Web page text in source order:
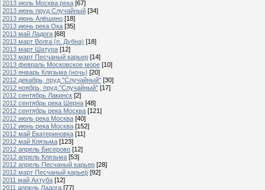
2013 июль Москва река [67]
2013 июнь пруд Случайный [34]
2013 июнь Алёшино [18]
2013 июнь река Ока [35]
2013 май Ладога [68]
2013 март Волга (п. Дубна) [18]
2013 март Шатура [12]
2013 март Песчаный карьер [14]
2013 февраль Московское море [10]
2013 январь Клязьма (ночь) [20]
2012 декабрь, пруд "Случайный" [30]
2012 ноябрь, пруд "Случайный" [17]
2012 сентябрь Лакинск [2]
2012 сентябрь река Шерна [48]
2012 сентябрь река Москва [121]
2012 июль река Москва [40]
2012 июнь река Москва [152]
2012 май Екатериновка [11]
2012 май Клязьма [123]
2012 апрель Бисерово [12]
2012 апрель Клязьма [53]
2012 апрель Песчаный карьер [28]
2012 март Песчаный карьер [92]
2011 май Ахтуба [12]
2011 апрель Ладога [77]